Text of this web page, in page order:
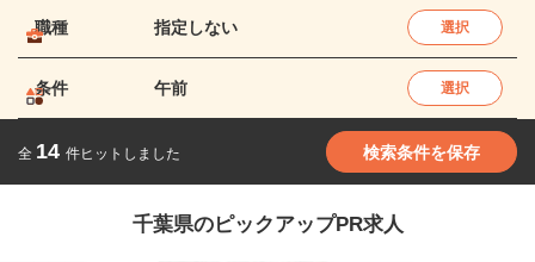
職種 指定しない 選択
条件 午前 選択
全 14 件ヒットしました 検索条件を保存
千葉県のピックアップPR求人